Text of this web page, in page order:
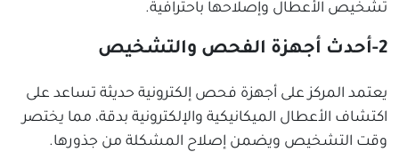
تشخيص الأعطال وإصلاحها باحترافية.
2-أحدث أجهزة الفحص والتشخيص
يعتمد المركز على أجهزة فحص إلكترونية حديثة تساعد على
اكتشاف الأعطال الميكانيكية والإلكترونية بدقة، مما يختصر
وقت التشخيص ويضمن إصلاح المشكلة من جذورها.